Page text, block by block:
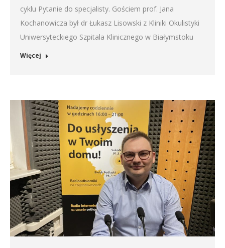
cyklu Pytanie do specjalisty. Gościem prof. Jana
Kochanowicza był dr Łukasz Lisowski z Kliniki Okulistyki
Uniwersyteckiego Szpitala Klinicznego w Białymstoku
Więcej